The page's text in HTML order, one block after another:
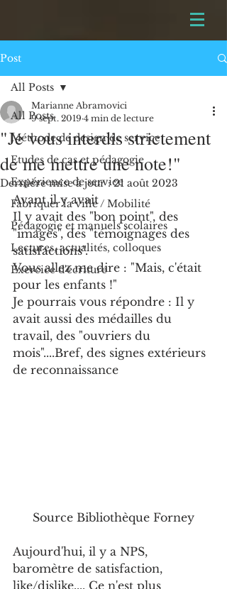
Post
All Posts
Méthode de design de service
Etudes de cas et pédagogie
Expérience de service
Fabriquer la ville / Mobilité
Pédagogie et manuels scolaires
Lectures, actualités, colloques
Exercice d'écriture
All Posts
"Je vous interdis strictement
de me mettre une note!"
Marianne Abramovici
9 sept. 2019 4 min de lecture
Dernière mise à jour :21 août 2023
Avant il y avait
Il y avait des "bon point", des
"images", des "témoignages des
satisfactions".
Vous allez me dire : "Mais, c'était
pour les enfants !"
Je pourrais vous répondre : Il y
avait aussi des médailles du
travail, des "ouvriers du
mois"....Bref, des signes extérieurs
de reconnaissance
Source Bibliothèque Forney
Aujourd'hui, il y a NPS,
baromètre de satisfaction,
like/dislike.... Ce n'est plus